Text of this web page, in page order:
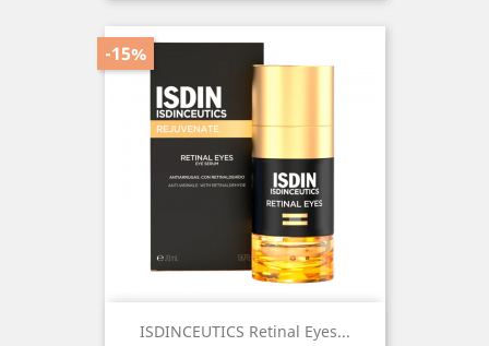
ISDINCEUTICS Retinal Eyes...
-15%